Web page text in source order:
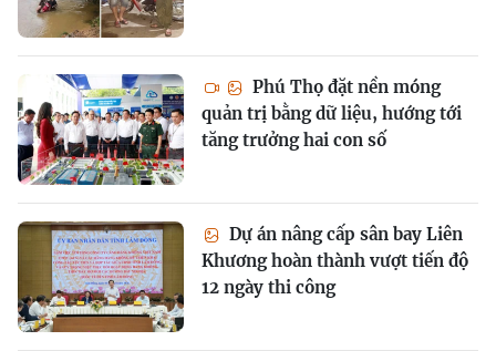
Phú Thọ đặt nền móng
quản trị bằng dữ liệu, hướng tới
tăng trưởng hai con số
Dự án nâng cấp sân bay Liên
Khương hoàn thành vượt tiến độ
12 ngày thi công